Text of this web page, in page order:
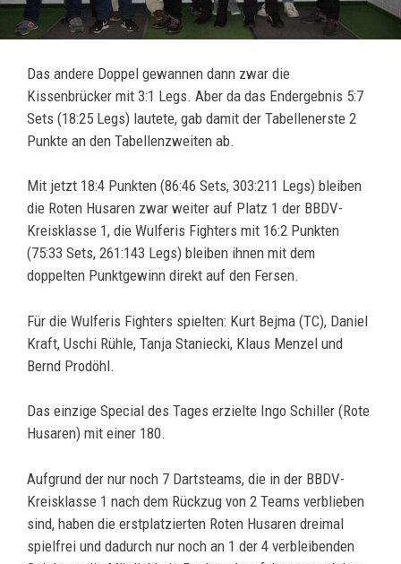
Das andere Doppel gewannen dann zwar die
Kissenbrücker mit 3:1 Legs. Aber da das Endergebnis 5:7
Sets (18:25 Legs) lautete, gab damit der Tabellenerste 2
Punkte an den Tabellenzweiten ab.
Mit jetzt 18:4 Punkten (86:46 Sets, 303:211 Legs) bleiben
die Roten Husaren zwar weiter auf Platz 1 der BBDV-
Kreisklasse 1, die Wulferis Fighters mit 16:2 Punkten
(75:33 Sets, 261:143 Legs) bleiben ihnen mit dem
doppelten Punktgewinn direkt auf den Fersen.
Für die Wulferis Fighters spielten: Kurt Bejma (TC), Daniel
Kraft, Uschi Rühle, Tanja Staniecki, Klaus Menzel und
Bernd Prodöhl.
Das einzige Special des Tages erzielte Ingo Schiller (Rote
Husaren) mit einer 180.
Aufgrund der nur noch 7 Dartsteams, die in der BBDV-
Kreisklasse 1 nach dem Rückzug von 2 Teams verblieben
sind, haben die erstplatzierten Roten Husaren dreimal
spielfrei und dadurch nur noch an 1 der 4 verbleibenden